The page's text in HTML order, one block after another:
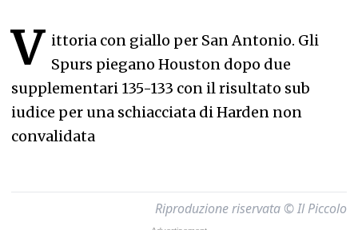
V ittoria con giallo per San Antonio. Gli
Spurs piegano Houston dopo due
supplementari 135-133 con il risultato sub
iudice per una schiacciata di Harden non
convalidata
Riproduzione riservata © Il Piccolo